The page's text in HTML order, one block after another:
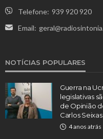
Telefone: 939 920 920
Email:
NOTÍCIAS POPULARES
Guerra na
legislativas
de Opinião
Carlos Seixas
4 anos atrás